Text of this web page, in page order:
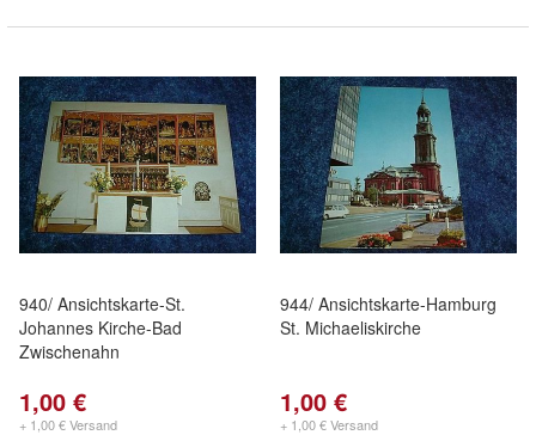
940/ Ansichtskarte-St.
Johannes Kirche-Bad
Zwischenahn
1,00 €
+ 1,00 € Versand
944/ Ansichtskarte-Hamburg
St. Michaeliskirche
1,00 €
+ 1,00 € Versand